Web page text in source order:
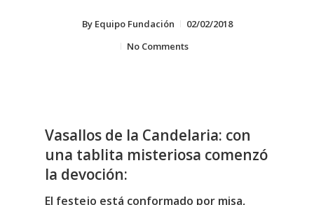
By Equipo Fundación
02/02/2018
No Comments
Vasallos de la Candelaria: con
una tablita misteriosa comenzó
la devoción:
El festejo está conformado por misa,